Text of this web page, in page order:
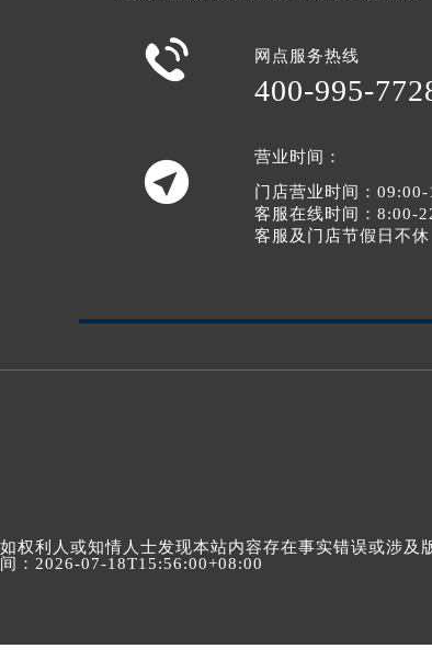
 网点服务热线
400-995-

营业时间：
门店营业时间：09:00-
客服在线时间：8:00-
客服及门店节假日不休
如权利人或知情人士发现本站内容存在事实错误或涉
间：2026-07-18T15:56:00+08:00